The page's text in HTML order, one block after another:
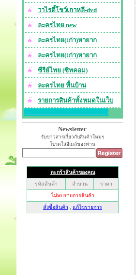
วาไรตี้โชว์เกาหลี-dvd
ละครไทย new
ละครไทย(เก่า)หายาก
ละครไทย(เก่า)หายาก
ซีรีย์ไทย (ซิทคอม)
ละครไทย พื้นบ้าน
รายการสินค้าทั้งหมดในเว็บ
Newsletter
รับข่าวสารเกี่ยวกับสินค้าใหม่ๆ
โปรดใส่อีเมล์ของท่าน